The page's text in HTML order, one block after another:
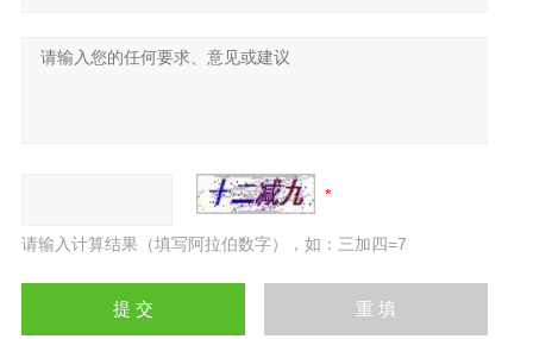
请输入计算结果（填写阿拉伯数字），如：三加四=7